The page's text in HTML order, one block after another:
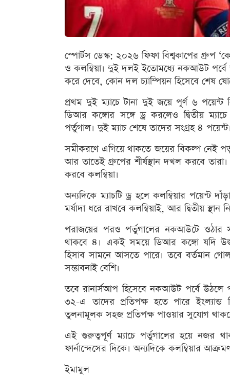
স্পোর্টস ডেস্ক: ২০২৬ ফিফা বিশ্বকাপের গ্রুপ
ও কলম্বিয়া। দুই দলই ইতোমধ্যে নকআউট পর্বে
করে দেবে, কোন দল চ্যাম্পিয়ন হিসেবে শেষ
প্রথম দুই ম্যাচে টানা দুই জয়ে পূর্ণ ৬ পয়েন্ট
ডিআর কঙ্গোর সঙ্গে ড্র করলেও দ্বিতীয়
পর্তুগাল। দুই ম্যাচ শেষে তাদের সংগ্রহ ৪ পয়েন্ট।
সমীকরণে এগিয়ে থাকতে জয়ের বিকল্প নেই
আর তাতেই গ্রুপের শীর্ষস্থান দখল করবে তারা।
করবে কলম্বিয়া।
অন্যদিকে ম্যাচটি ড্র হলে কলম্বিয়ার পয়েন্ট
মর্যাদা ধরে রাখবে কলম্বিয়াই, আর দ্বিতীয় স্থান
পরাজয়ের পরও পর্তুগালের নকআউটে ওঠার
থাকবে ৪। একই সময়ে ডিআর কঙ্গো যদি
হিসাব সামনে আসতে পারে। তবে বর্তমান গোল
সম্ভাবনাই বেশি।
তবে রানার্সআপ হিসেবে নকআউট পর্বে উঠলে
৩২-এ তাদের প্রতিপক্ষ হতে পারে ইংল্যান্ড
তুলনামূলক সহজ প্রতিপক্ষ পাওয়ার সুযোগ
এই গুরুত্বপূর্ণ ম্যাচে পর্তুগালের হয়ে নজর
ফার্নান্দেসের দিকে। অন্যদিকে কলম্বিয়ার
ইমামুল